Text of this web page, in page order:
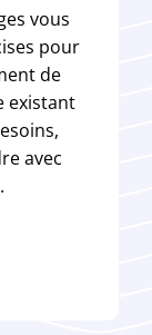
vous
pour
de
existant
avec